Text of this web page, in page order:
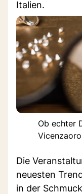
Italien.
Ob echter
Die
neuesten
in der